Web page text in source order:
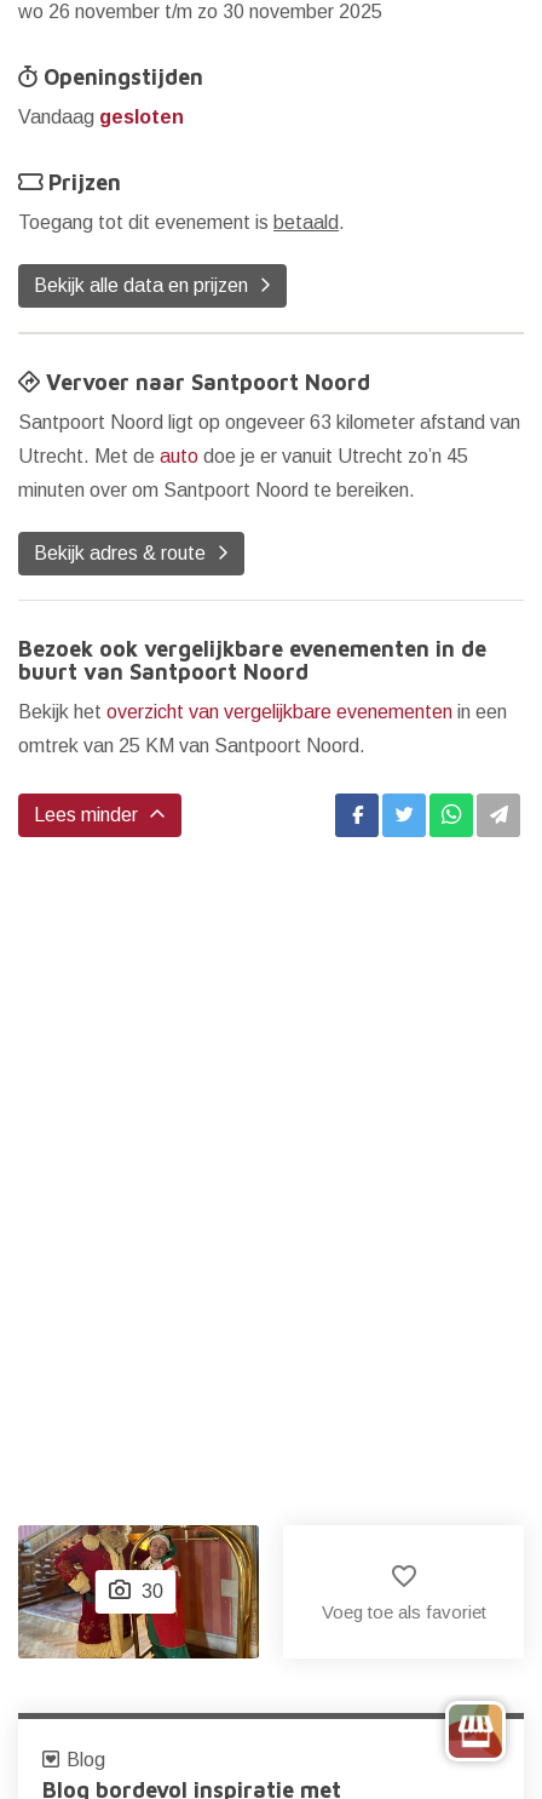
wo 26 november t/m zo 30 november 2025
Openingstijden
Vandaag gesloten
Prijzen
Toegang tot dit evenement is betaald.
Bekijk alle data en prijzen
Vervoer naar Santpoort Noord
Santpoort Noord ligt op ongeveer 63 kilometer afstand van
Utrecht. Met de auto doe je er vanuit Utrecht zo’n 45
minuten over om Santpoort Noord te bereiken.
Bekijk adres & route
Bezoek ook vergelijkbare evenementen in de
buurt van Santpoort Noord
Bekijk het overzicht van vergelijkbare evenementen in een
omtrek van 25 KM van Santpoort Noord.
Lees minder
30
favorite_border
Voeg toe als favoriet
Blog
Blog bordevol inspiratie met